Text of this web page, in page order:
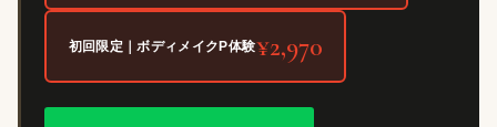
初回限定｜ボディメイクP体験¥2,970